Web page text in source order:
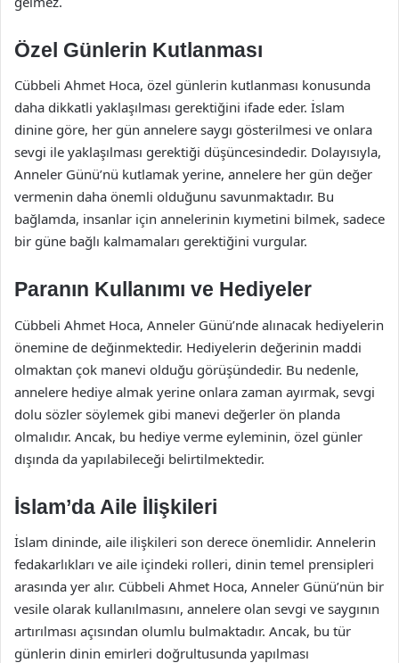
Özel Günlerin Kutlanması
Cübbeli Ahmet Hoca, özel günlerin kutlanması konusunda
daha dikkatli yaklaşılması gerektiğini ifade eder. İslam
dinine göre, her gün annelere saygı gösterilmesi ve onlara
sevgi ile yaklaşılması gerektiği düşüncesindedir. Dolayısıyla,
Anneler Günü’nü kutlamak yerine, annelere her gün değer
vermenin daha önemli olduğunu savunmaktadır. Bu
bağlamda, insanlar için annelerinin kıymetini bilmek, sadece
bir güne bağlı kalmamaları gerektiğini vurgular.
Paranın Kullanımı ve Hediyeler
Cübbeli Ahmet Hoca, Anneler Günü’nde alınacak hediyelerin
önemine de değinmektedir. Hediyelerin değerinin maddi
olmaktan çok manevi olduğu görüşündedir. Bu nedenle,
annelere hediye almak yerine onlara zaman ayırmak, sevgi
dolu sözler söylemek gibi manevi değerler ön planda
olmalıdır. Ancak, bu hediye verme eyleminin, özel günler
dışında da yapılabileceği belirtilmektedir.
İslam’da Aile İlişkileri
İslam dininde, aile ilişkileri son derece önemlidir. Annelerin
fedakarlıkları ve aile içindeki rolleri, dinin temel prensipleri
arasında yer alır. Cübbeli Ahmet Hoca, Anneler Günü’nün bir
vesile olarak kullanılmasını, annelere olan sevgi ve saygının
artırılması açısından olumlu bulmaktadır. Ancak, bu tür
günlerin dinin emirleri doğrultusunda yapılması